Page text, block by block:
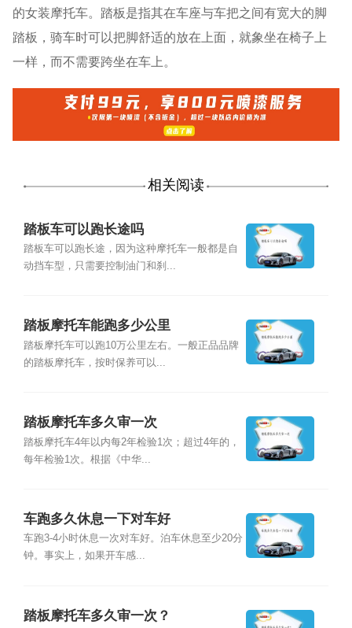
的女装摩托车。踏板是指其在车座与车把之间有宽大的脚
踏板，骑车时可以把脚舒适的放在上面，就象坐在椅子上
一样，而不需要跨坐在车上。
相关阅读
踏板车可以跑长途吗
踏板车可以跑长途，因为这种摩托车一般都是自
动挡车型，只需要控制油门和刹...
踏板摩托车能跑多少公里
踏板摩托车可以跑10万公里左右。一般正品品牌
的踏板摩托车，按时保养可以...
踏板摩托车多久审一次
踏板摩托车4年以内每2年检验1次；超过4年的，
每年检验1次。根据《中华...
车跑多久休息一下对车好
车跑3-4小时休息一次对车好。泊车休息至少20分
钟。事实上，如果开车感...
踏板摩托车多久审一次？